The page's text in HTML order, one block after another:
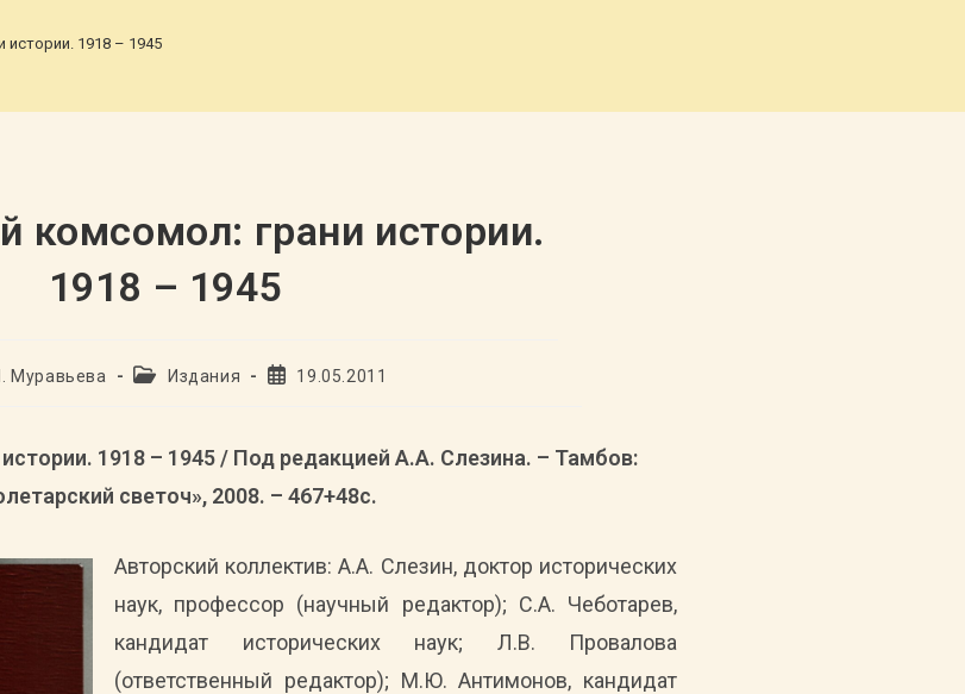
истории. 1918 – 1945
комсомол: грани истории.
1918 – 1945
Муравьева
РубрикаИздания
Запись19.05.2011
1918 – 1945 / Под редакцией А.А. Слезина. – Тамбов:
светоч», 2008. – 467+48с.
Авторский коллектив: А.А. Слезин, доктор исторических
наук, профессор (научный редактор); С.А. Чеботарев,
кандидат исторических наук; Л.В. Провалова
(ответственный редактор); М.Ю. Антимонов, кандидат